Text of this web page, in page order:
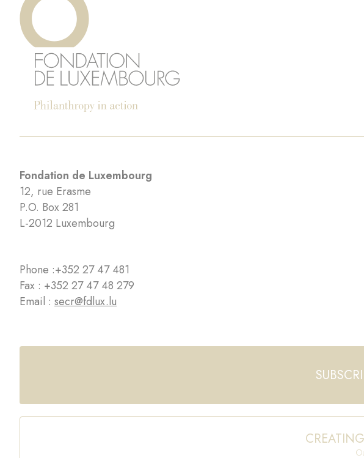
Fondation de Luxembourg
12, rue Erasme
P.O. Box 281
L-2012 Luxembourg
Phone :+352 27 47 481
Fax : +352 27 47 48 279
Email : secr@fdlux.lu